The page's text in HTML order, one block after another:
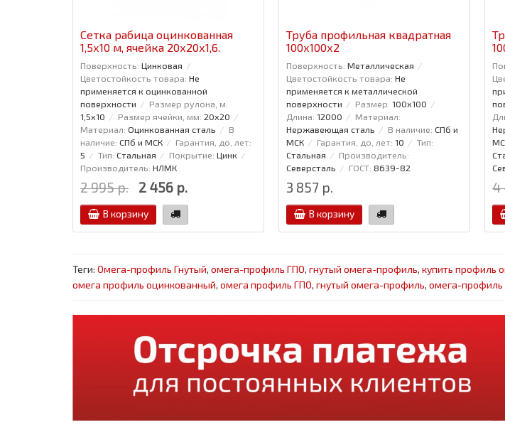
Сетка рабица оцинкованная
1,5x10 м, ячейка 20x20x1,6.
Поверхность: Цинковая
Цветостойкость товара: Не
применяется к оцинкованной
поверхности
Размер рулона, м:
1,5x10
Размер ячейки, мм: 20x20
Материал: Оцинкованная сталь
В
наличие: СПб и МСК
Гарантия, до, лет:
5
Тип: Стальная Покрытие: Цинк
Производитель: НЛМК
2 995 р. 2 456 р.
В корзину
Труба профильная квадратная
100x100x2
Поверхность: Металлическая
Цветостойкость товара: Не
применяется к металлической
поверхности
Размер: 100x100
Длина: 12000
Материал:
Нержавеющая сталь
В наличие: СПб и
МСК
Гарантия, до, лет: 10
Тип:
Стальная
Производитель:
Северсталь
ГОСТ: 8639-82
3 857 р.
В корзину
4
Теги: Омега-профиль Гнутый, омега-профиль ГПО, гнутый омега-профиль, купить профиль
омега профиль оцинкованный, омега профиль ГПО, гнутый омега-профиль, омега-профиль